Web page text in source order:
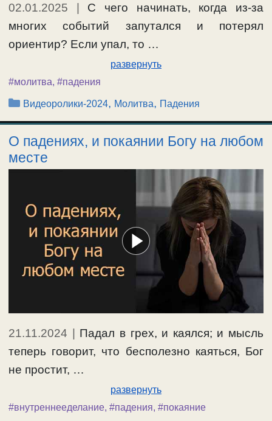
02.01.2025 | С чего начинать, когда из-за
многих событий запутался и потерял
ориентир? Если упал, то …
развернуть
#молитва, #падения
Рубрики
Видеоролики-2024, Молитва, Падения
О падениях, и покаянии Богу на любом
месте
21.11.2024
Падал в грех, и каялся; и мысль
теперь говорит, что бесполезно каяться, Бог
не простит, …
развернуть
#внутреннееделание, #падения, #покаяние